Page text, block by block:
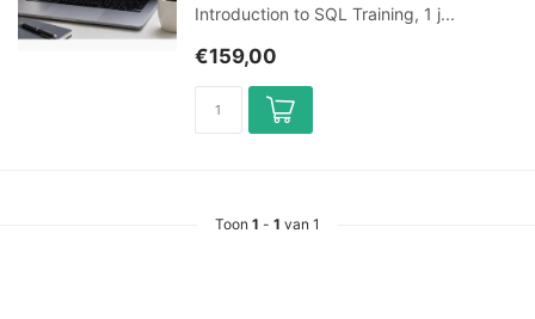
Introduction to SQL Training, 1 j...
€159,00
Toon 1 - 1 van 1